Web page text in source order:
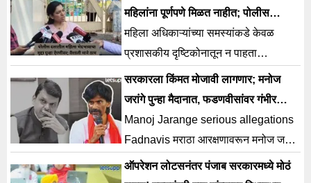
जोडल्याप्रकरणी एफआयआर दाखल करण्यात
आला आहे.
महिलांना पूर्णपणे मिळत नाहीत; पोलीस
व्यवस्थेवर वैशाली माने यांचा गंभीर आरोप
महिला अधिकाऱ्यांच्या समस्यांकडे केवळ
प्रशासकीय दृष्टिकोनातून न पाहता
संवेदनशीलतेने पाहण्याची गरज असल्याचेही
त्यांनी नमूद केले.
सरकारला किंमत मोजावी लागणार; मनोज
जरांगे पुन्हा मैदानात, फडणवीसांवर गंभीर
आरोप
Manoj Jarange serious allegations
Fadnavis मराठा आरक्षणावरून मनोज जरांगे
यांनी पुन्हा एकदा राज्य सरकारविरोधात
आक्रमक भूमिका घेतली आहे.
ऑपरेशन लोटसनंतर पंजाब सरकारमध्ये मोठं